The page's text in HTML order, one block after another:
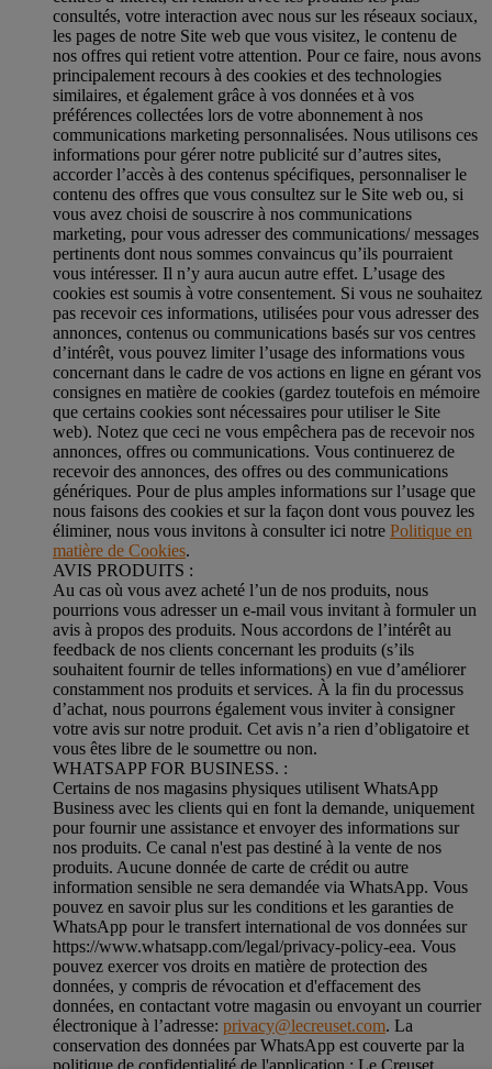
consultés, votre interaction avec nous sur les réseaux sociaux,
les pages de notre Site web que vous visitez, le contenu de
nos offres qui retient votre attention. Pour ce faire, nous avons
principalement recours à des cookies et des technologies
similaires, et également grâce à vos données et à vos
préférences collectées lors de votre abonnement à nos
communications marketing personnalisées. Nous utilisons ces
informations pour gérer notre publicité sur d’autres sites,
accorder l’accès à des contenus spécifiques, personnaliser le
contenu des offres que vous consultez sur le Site web ou, si
vous avez choisi de souscrire à nos communications
marketing, pour vous adresser des communications/ messages
pertinents dont nous sommes convaincus qu’ils pourraient
vous intéresser. Il n’y aura aucun autre effet. L’usage des
cookies est soumis à votre consentement. Si vous ne souhaitez
pas recevoir ces informations, utilisées pour vous adresser des
annonces, contenus ou communications basés sur vos centres
d’intérêt, vous pouvez limiter l’usage des informations vous
concernant dans le cadre de vos actions en ligne en gérant vos
consignes en matière de cookies (gardez toutefois en mémoire
que certains cookies sont nécessaires pour utiliser le Site
web). Notez que ceci ne vous empêchera pas de recevoir nos
annonces, offres ou communications. Vous continuerez de
recevoir des annonces, des offres ou des communications
génériques. Pour de plus amples informations sur l’usage que
nous faisons des cookies et sur la façon dont vous pouvez les
éliminer, nous vous invitons à consulter ici notre Politique en
matière de Cookies.
AVIS PRODUITS :
Au cas où vous avez acheté l’un de nos produits, nous
pourrions vous adresser un e-mail vous invitant à formuler un
avis à propos des produits. Nous accordons de l’intérêt au
feedback de nos clients concernant les produits (s’ils
souhaitent fournir de telles informations) en vue d’améliorer
constamment nos produits et services. À la fin du processus
d’achat, nous pourrons également vous inviter à consigner
votre avis sur notre produit. Cet avis n’a rien d’obligatoire et
vous êtes libre de le soumettre ou non.
WHATSAPP FOR BUSINESS. :
Certains de nos magasins physiques utilisent WhatsApp
Business avec les clients qui en font la demande, uniquement
pour fournir une assistance et envoyer des informations sur
nos produits. Ce canal n'est pas destiné à la vente de nos
produits. Aucune donnée de carte de crédit ou autre
information sensible ne sera demandée via WhatsApp. Vous
pouvez en savoir plus sur les conditions et les garanties de
WhatsApp pour le transfert international de vos données sur
https://www.whatsapp.com/legal/privacy-policy-eea. Vous
pouvez exercer vos droits en matière de protection des
données, y compris de révocation et d'effacement des
données, en contactant votre magasin ou envoyant un courrier
électronique à l’adresse: privacy@lecreuset.com. La
conservation des données par WhatsApp est couverte par la
politique de confidentialité de l'application ; Le Creuset